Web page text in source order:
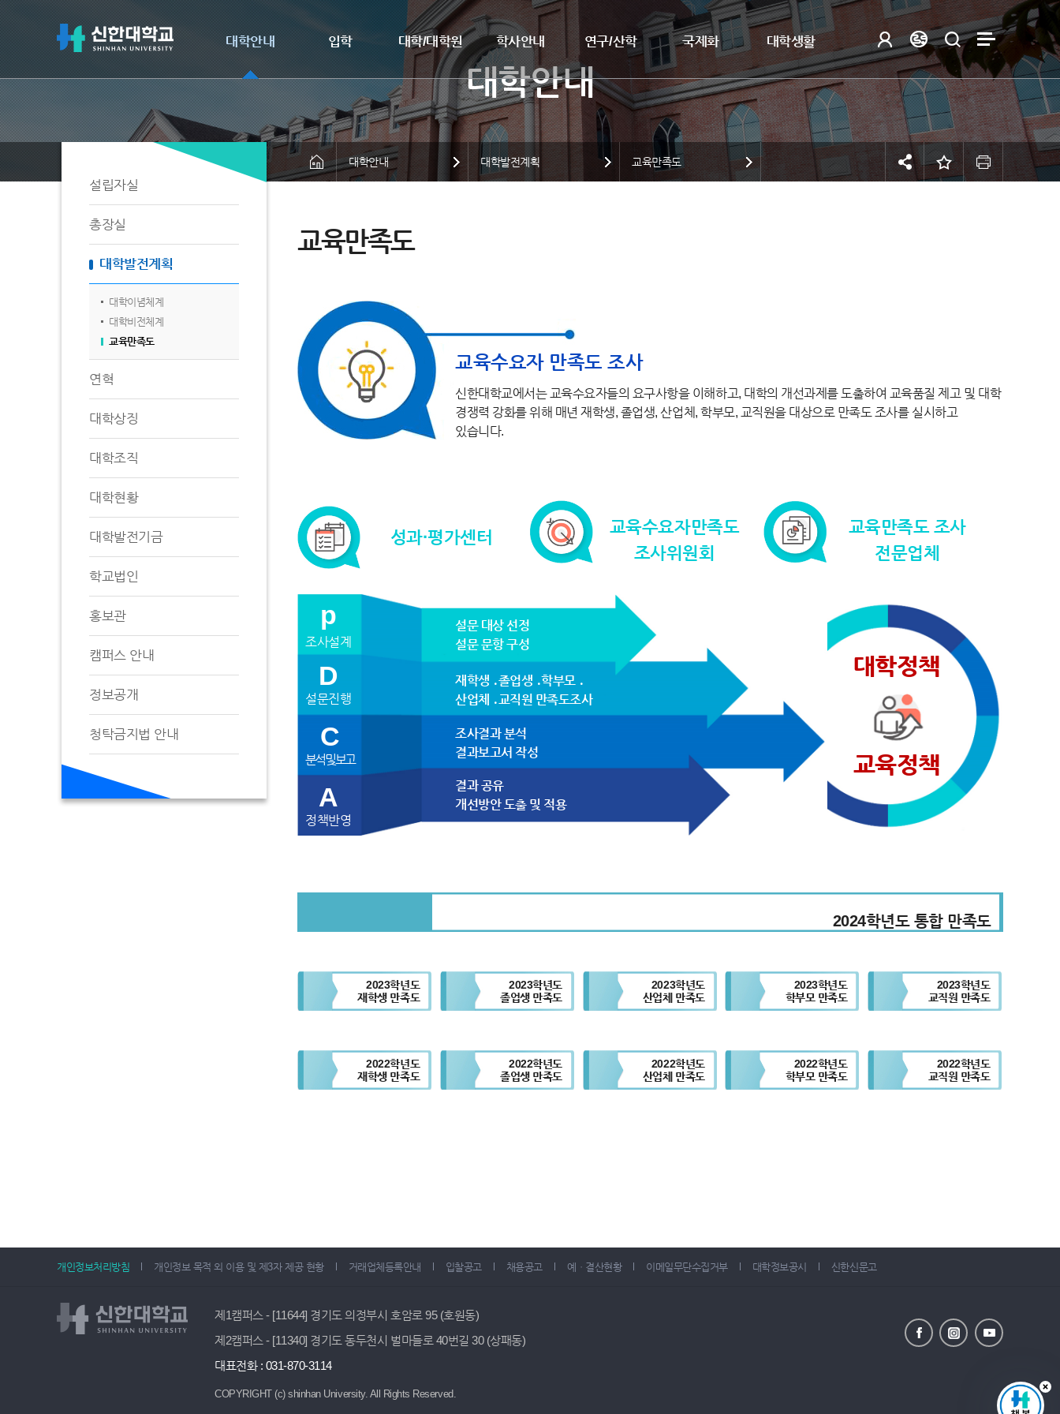
대학안내 입학 대학/대학원 학사안내 연구/산학 국제화 대학생활
설립자실
총장실
대학발전계획
대학이념체계
대학비전체계
교육만족도
연혁
대학상징
대학조직
대학현황
대학발전기금
학교법인
홍보관
캠퍼스 안내
정보공개
청탁금지법 안내
대학안내 대학발전계획 교육만족도
교육만족도
교육수요자 만족도 조사
신한대학교에서는 교육수요자들의 요구사항을 이해하고, 대학의 개선과제를 도출하여 교육품질 제고 및 대학
경쟁력 강화를 위해 매년 재학생, 졸업생, 산업체, 학부모, 교직원을 대상으로 만족도 조사를 실시하고
있습니다.
성과·평가센터
교육수요자만족도
조사위원회
교육만족도 조사
전문업체
p
조사설계
설문 대상 선정
설문 문항 구성
D
설문진행
재학생 ․졸업생 ․학부모 ․
산업체 ․교직원 만족도조사
C
분석 및 보고
조사결과 분석
결과보고서 작성
A
정책반영
결과 공유
개선방안 도출 및 적용
대학정책
교육정책
2024학년도 통합 만족도
2023학년도
재학생 만족도
2023학년도
졸업생 만족도
2023학년도
산업체 만족도
2023학년도
학부모 만족도
2023학년도
교직원 만족도
2022학년도
재학생 만족도
2022학년도
졸업생 만족도
2022학년도
산업체 만족도
2022학년도
학부모 만족도
2022학년도
교직원 만족도
개인정보처리방침 개인정보 목적 외 이용 및 제3자 제공 현황 거래업체등록안내 입찰공고 채용공고 예ㆍ결산현황 이메일무단수집거부 대학정보공시 신한신문고
제1캠퍼스 - [11644] 경기도 의정부시 호암로 95 (호원동)
제2캠퍼스 - [11340] 경기도 동두천시 벌마들로 40번길 30 (상패동)
대표전화 : 031-870-3114
COPYRIGHT (c) shinhan University. All Rights Reserved.